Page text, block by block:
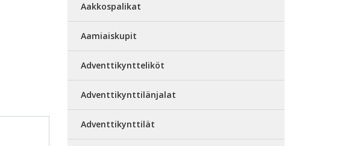
Aakkospalikat
Aamiaiskupit
Adventtikyntteliköt
Adventtikynttilänjalat
Adventtikynttilät